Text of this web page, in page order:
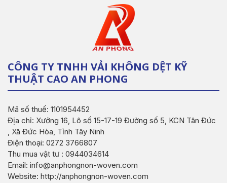
CÔNG TY TNHH VẢI KHÔNG DỆT KỸ
THUẬT CAO AN PHONG
Mã số thuế: 1101954452
Địa chỉ: Xưởng 16, Lô số 15-17-19 Đường số 5, KCN Tân Đức
, Xã Đức Hòa, Tỉnh Tây Ninh
Điện thoại: 0272 3766807
Thu mua vật tư : 0944034614
Email: info@anphongnon-woven.com
Website: http://anphongnon-woven.com